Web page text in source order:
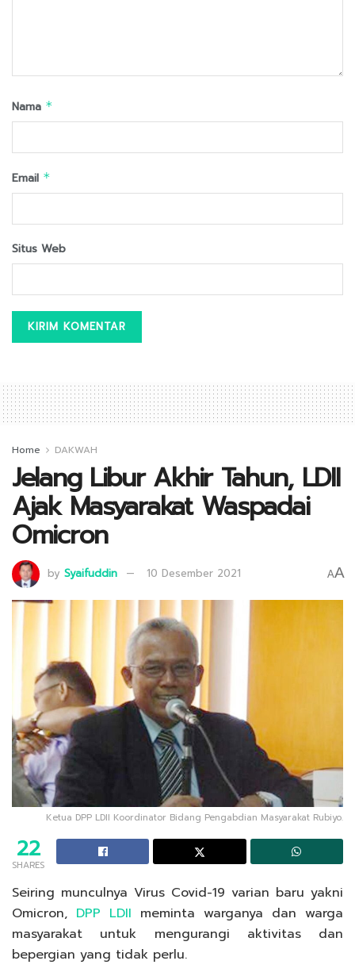
Nama *
Email *
Situs Web
Home DAKWAH
Jelang Libur Akhir Tahun, LDII
Ajak Masyarakat Waspadai
Omicron
by Syaifuddin 10 Desember 2021 AA
Ketua DPP LDII Koordinator Bidang Pengabdian Masyarakat Rubiyo.
22
SHARES
Seiring munculnya Virus Covid-19 varian baru yakni
Omicron, DPP LDII meminta warganya dan warga
masyarakat untuk mengurangi aktivitas dan
bepergian yang tidak perlu.